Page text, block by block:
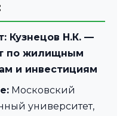
Кузнецов Н.К. —
по жилищным
и инвестициям
Московский
университет,